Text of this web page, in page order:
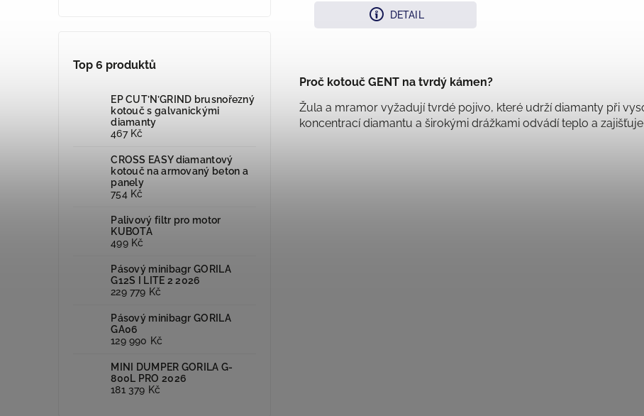
Top 6 produktů
EP CUT’N’GRIND brusnořezný
kotouč s galvanickými
diamanty
467 Kč
CROSS EASY diamantový
kotouč na armovaný beton a
panely
754 Kč
Palivový filtr pro motor
KUBOTA
499 Kč
Pásový minibagr GORILA
G12S I LITE 2 2026
229 779 Kč
Pásový minibagr GORILA
GA06
129 990 Kč
MINI DUMPER GORILA G-
800L PRO 2026
181 379 Kč
DETAIL
Proč kotouč GENT na tvrdý kámen?
Žula a mramor vyžadují tvrdé pojivo, které udrží diamanty při
koncentrací diamantu a širokými drážkami odvádí teplo a